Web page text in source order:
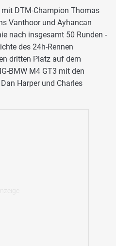
DTM-Champion Thomas
Vanthoor und Ayhancan
nach insgesamt 50 Runden -
des 24h-Rennen
dritten Platz auf dem
BMW M4 GT3 mit den
Harper und Charles